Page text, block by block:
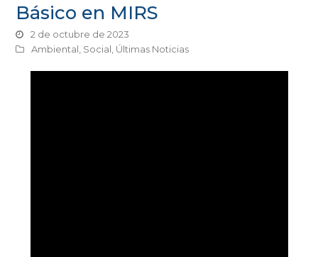
Básico en MIRS
2 de octubre de 2023
Ambiental Social Últimas Noticias